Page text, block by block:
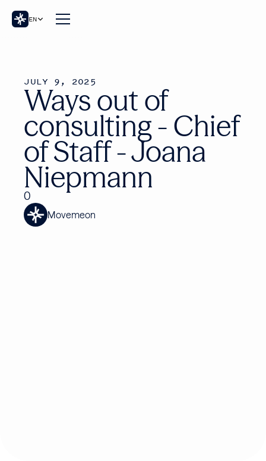
EN
JULY 9, 2025
Ways out of
consulting - Chief
of Staff - Joana
Niepmann
0
Movemeon